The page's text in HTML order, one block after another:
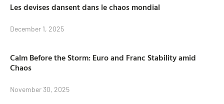
Les devises dansent dans le chaos mondial
December 1, 2025
Calm Before the Storm: Euro and Franc Stability amid
Chaos
November 30, 2025